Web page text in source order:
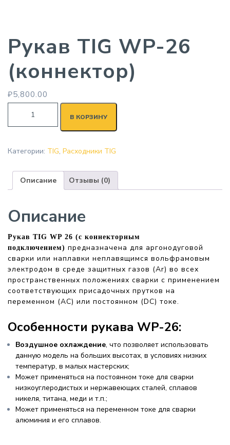
Рукав TIG WP-26
(коннектор)
₽5,800.00
В КОРЗИНУ
Категории: TIG, Расходники TIG
Описание Отзывы (0)
Описание
Рукав TIG WP 26 (с коннекторным
подключением) предназначена для аргонодуговой
сварки или наплавки неплавящимся вольфрамовым
электродом в среде защитных газов (Ar) во всех
пространственных положениях сварки с применением
соответствующих присадочных прутков на
переменном (AC) или постоянном (DC) токе.
Особенности рукава WP-26:
Воздушное охлаждение, что позволяет использовать
данную модель на больших высотах, в условиях низких
температур, в малых мастерских;
Может применяться на постоянном токе для сварки
низкоуглеродистых и нержавеющих сталей, сплавов
никеля, титана, меди и т.п.;
Может применяться на переменном токе для сварки
алюминия и его сплавов.